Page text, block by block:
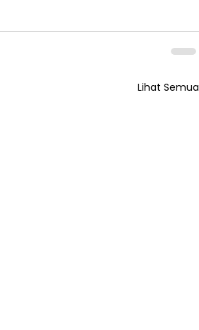
Lihat Semua